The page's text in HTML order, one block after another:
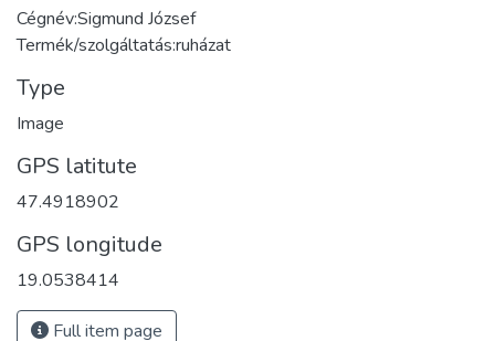
Cégnév:Sigmund József
Termék/szolgáltatás:ruházat
Type
Image
GPS latitute
47.4918902
GPS longitude
19.0538414
Full item page